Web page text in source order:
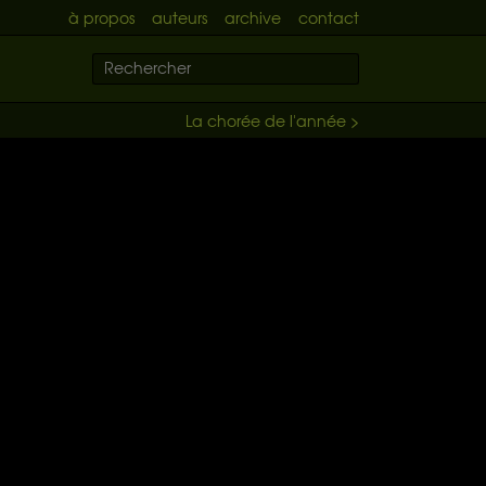
à propos auteurs archive contact
La chorée de l'année >